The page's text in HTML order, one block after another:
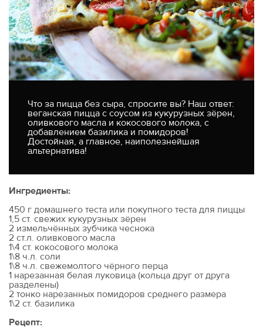
Что за пицца без сыра, спросите вы? Наш ответ:
веганская пицца с соусом из кукурузных зёрен,
оливкового масла и кокосового молока, с
добавлением базилика и помидоров!
Достойная, а главное, наиполезнейшая
альтернатива!
Ингредиенты:
450 г домашнего теста или покупного теста для пиццы
1,5 ст. свежих кукурузных зёрен
2 измельчённых зубчика чеснока
2 ст.л. оливкового масла
1\4 ст. кокосового молока
1\8 ч.л. соли
1\8 ч.л. свежемолтого чёрного перца
1 нарезанная белая луковица (кольца друг от друга
разделены)
2 тонко нарезанных помидоров среднего размера
1\2 ст. базилика
Рецепт: